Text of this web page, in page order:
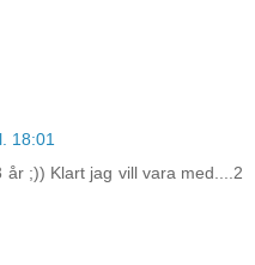
18:01
;)) Klart jag vill vara med....2